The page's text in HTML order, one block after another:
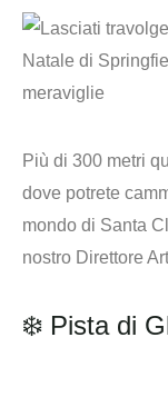
Più di 300 metri
dove potrete
mondo di Santa
nostro Direttore
❄️ Pista di